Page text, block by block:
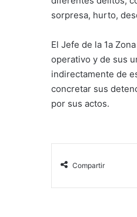
sorpresa, hurto,
El Jefe de la 1a
operativo y de sus
indirectamente de
concretar sus
por sus actos.
Compartir